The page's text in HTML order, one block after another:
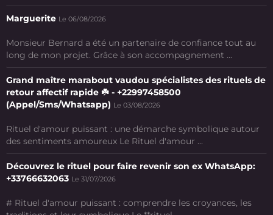
Marguerite Le 06/08/2026
Monsieur Bernard a été un partenaire de confiance tout au
long de mon projet. Grâce à son accompagnement ...
Grand maître marabout vaudou spécialistes des rituels de
retour affectif rapide ☘️ - +22997458500
(Appel/Sms/Whatsapp) Le 03/08/2026
Rituel d'amour puissant : une démarche symbolique autour
des sentiments amoureux Le Rituel d'amour ...
Découvrez le rituel pour faire revenir son ex WhatsApp:
+33766632063 Le 31/07/2026
# Rituel d'amour puissant : comprendre les croyances, les